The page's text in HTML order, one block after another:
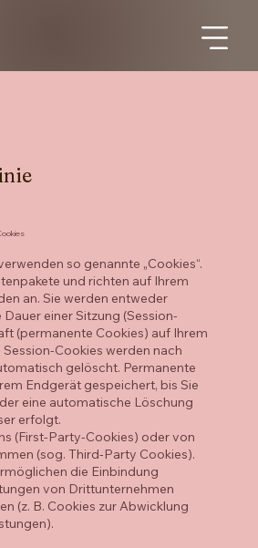
so genannte „Cookies“.
und richten auf Ihrem
an. Sie werden entweder
einer Sitzung (Session-
(permanente Cookies) auf Ihrem
Cookies werden nach
gelöscht. Permanente
Endgerät gespeichert, bis Sie
eine automatische Löschung
erfolgt.
(First-Party-Cookies) oder von
(sog. Third-Party Cookies).
die Einbindung
von Drittunternehmen
(z. B. Cookies zur Abwicklung